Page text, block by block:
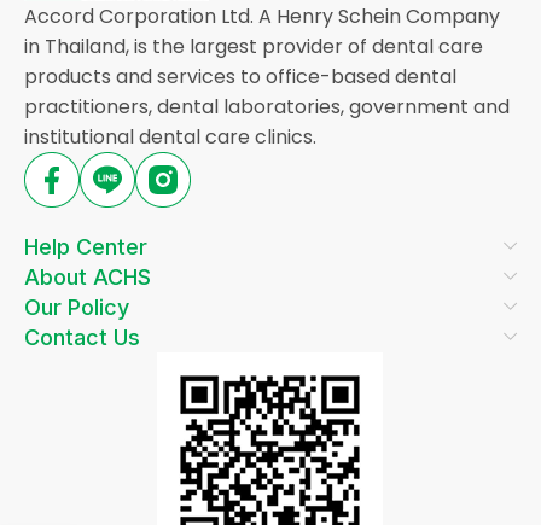
Accord Corporation Ltd. A Henry Schein Company
in Thailand, is the largest provider of dental care
products and services to office-based dental
practitioners, dental laboratories, government and
institutional dental care clinics.
Help Center
About ACHS
Our Policy
Contact Us